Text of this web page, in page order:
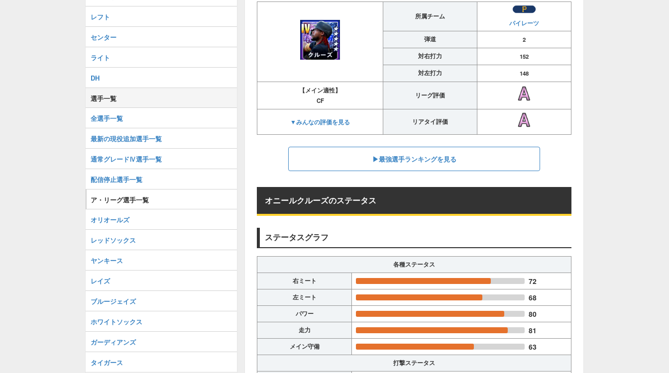
所属チーム
パイレーツ
弾道
2
対右打力
152
対左打力
148
【メイン適性】
CF
リーグ評価
▼みんなの評価を見る リアタイ評価
▶︎最強選手ランキングを見る
オニールクルーズのステータス
ステータスグラフ
各種ステータス
右ミート
72
左ミート 68
パワー 80
走力 81
メイン守備 63
打撃ステータス
レフト
センター
ライト
DH
選手一覧
全選手一覧
最新の現役追加選手一覧
通常グレードⅣ選手一覧
配信停止選手一覧
ア・リーグ選手一覧
オリオールズ
レッドソックス
ヤンキース
レイズ
ブルージェイズ
ホワイトソックス
ガーディアンズ
タイガース